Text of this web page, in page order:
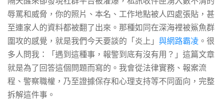
凌
案
件
辱罵和威脅，你的照片、本名、工作地點被人四處張貼，甚
至連家人的資料都被翻了出來。那種如同在深海裡被鯊魚群
圍攻的感覺，就是我們今天要談的「炎上」 與網路霸凌 。很
多人問我：「遇到這種事，報警到底有沒有用？」這篇文章
就是為了回答這個問題而寫的。我會從法律實務、報案流
程、警察職權，乃至證據保存和心理支持等不同面向，完整
拆解這件事。